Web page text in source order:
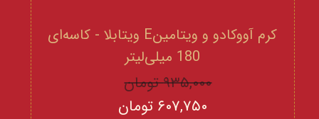
کرم آووکادو و ویتامینE ویتابلا - کاسه‌ای
180 میلی‌لیتر
۹۳۵,۰۰۰ تومان
۶۰۷,۷۵۰ تومان